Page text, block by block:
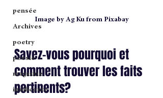
pensée
Archives
poetry
poesie
magazine
inédiconte
Image by Ag Ku from Pixabay
Savez-vous pourquoi et
comment trouver les faits
pertinents?